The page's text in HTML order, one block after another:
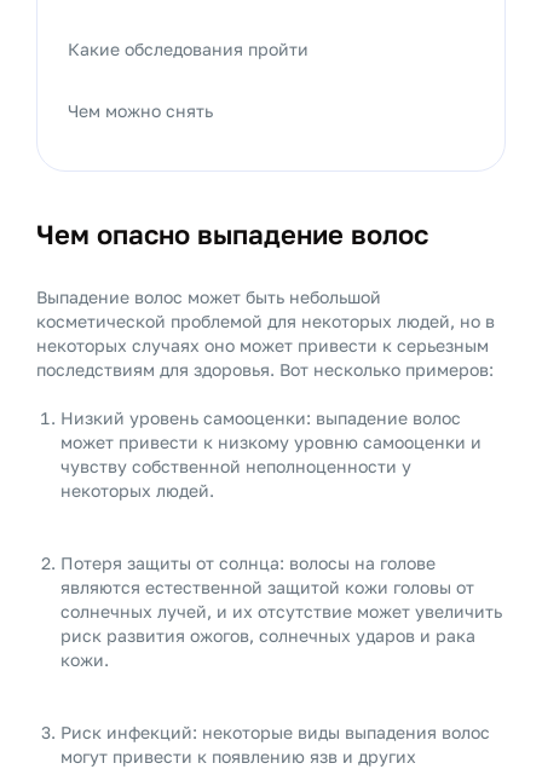
Чем опасно выпадение волос
Выпадение волос может быть небольшой
косметической проблемой для некоторых людей, но в
некоторых случаях оно может привести к серьезным
последствиям для здоровья. Вот несколько примеров:
Низкий уровень самооценки: выпадение волос
может привести к низкому уровню самооценки и
чувству собственной неполноценности у
некоторых людей.
Потеря защиты от солнца: волосы на голове
являются естественной защитой кожи головы от
солнечных лучей, и их отсутствие может увеличить
риск развития ожогов, солнечных ударов и рака
кожи.
Риск инфекций: некоторые виды выпадения волос
могут привести к появлению язв и других
Какие обследования пройти
Чем можно снять